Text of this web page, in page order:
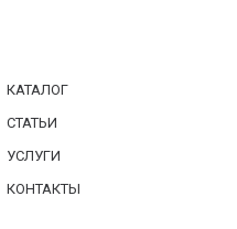
КАТАЛОГ
СТАТЬИ
УСЛУГИ
КОНТАКТЫ